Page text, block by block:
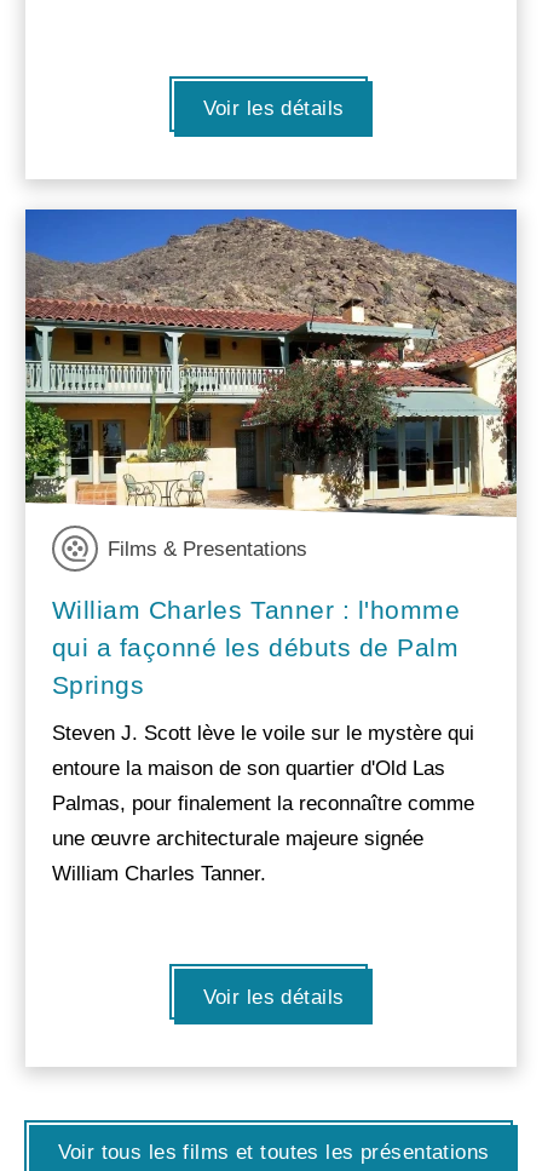
Voir les détails
Films & Presentations
William Charles Tanner : l'homme
qui a façonné les débuts de Palm
Springs
Steven J. Scott lève le voile sur le mystère qui
entoure la maison de son quartier d'Old Las
Palmas, pour finalement la reconnaître comme
une œuvre architecturale majeure signée
William Charles Tanner.
Voir les détails
Voir tous les films et toutes les présentations